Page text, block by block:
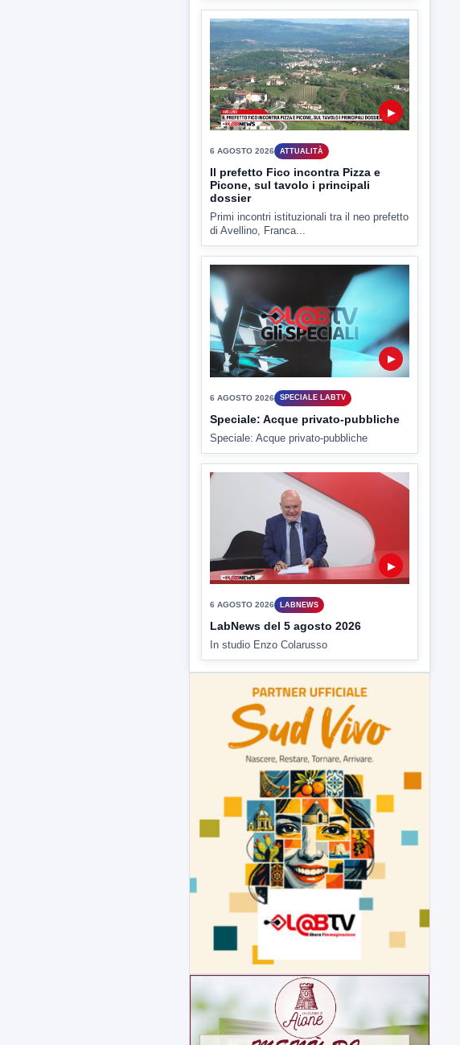
▶
6 AGOSTO 2026 ATTUALITÀ
Il prefetto Fico incontra Pizza e
Picone, sul tavolo i principali
dossier
Primi incontri istituzionali tra il neo prefetto
di Avellino, Franca...
▶
6 AGOSTO 2026 SPECIALE LABTV
Speciale: Acque privato-pubbliche
Speciale: Acque privato-pubbliche
▶
6 AGOSTO 2026 LABNEWS
LabNews del 5 agosto 2026
In studio Enzo Colarusso